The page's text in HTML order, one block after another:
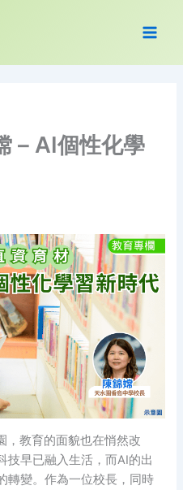
– AI個性化學
，教育的面貌也在悄然改
技早已融入生活，而AI的出
轉變。作為一位校長，同時